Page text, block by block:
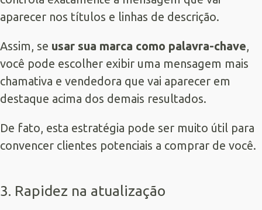
aparecer nos títulos e linhas de descrição.
Assim, se usar sua marca como palavra-chave,
você pode escolher exibir uma mensagem mais
chamativa e vendedora que vai aparecer em
destaque acima dos demais resultados.
De fato, esta estratégia pode ser muito útil para
convencer clientes potenciais a comprar de você.
3. Rapidez na atualização